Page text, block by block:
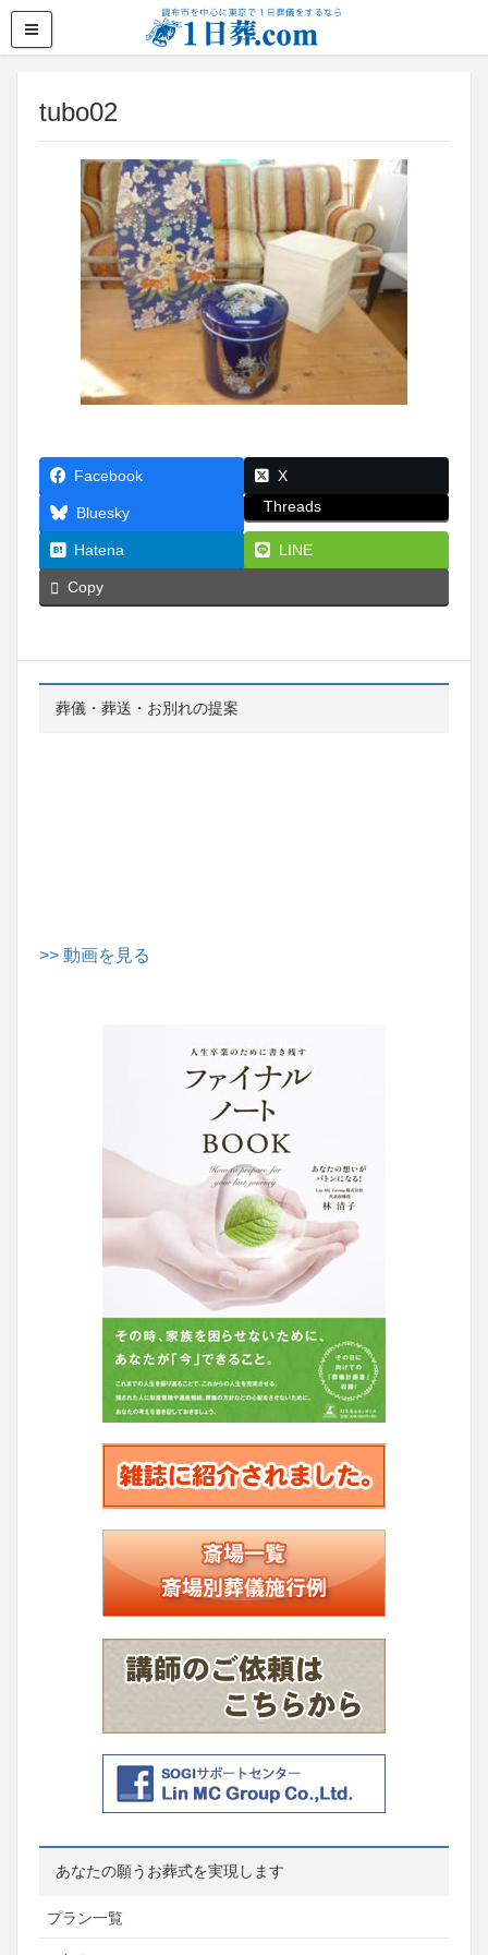
tubo02
Facebook X
Bluesky Threads
Hatena LINE
Copy
葬儀・葬送・お別れの提案
>> 動画を見る
あなたの願うお葬式を実現します
プラン一覧